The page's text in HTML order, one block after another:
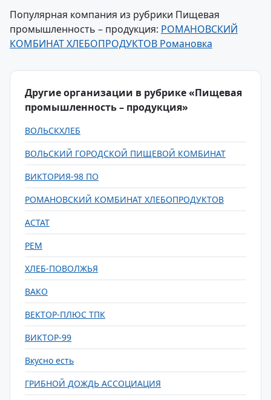
Популярная компания из рубрики Пищевая
промышленность – продукция: РОМАНОВСКИЙ
КОМБИНАТ ХЛЕБОПРОДУКТОВ Романовка
Другие организации в рубрике «Пищевая
промышленность – продукция»
ВОЛЬСКХЛЕБ
ВОЛЬСКИЙ ГОРОДСКОЙ ПИЩЕВОЙ КОМБИНАТ
ВИКТОРИЯ-98 ПО
РОМАНОВСКИЙ КОМБИНАТ ХЛЕБОПРОДУКТОВ
АСТАТ
РЕМ
ХЛЕБ-ПОВОЛЖЬЯ
ВАКО
ВЕКТОР-ПЛЮС ТПК
ВИКТОР-99
Вкусно есть
ГРИБНОЙ ДОЖДЬ АССОЦИАЦИЯ